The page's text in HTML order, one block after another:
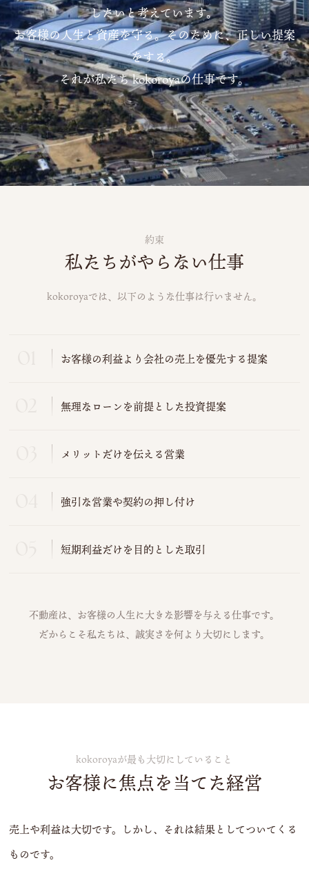
したいと考えています。
お客様の人生と資産を守る。そのために、正しい提案
をする。
それが私たち kokoroyaの仕事です。
約束
私たちがやらない仕事
kokoroyaでは、以下のような仕事は行いません。
お客様の利益より会社の売上を優先する提案
無理なローンを前提とした投資提案
メリットだけを伝える営業
強引な営業や契約の押し付け
短期利益だけを目的とした取引
不動産は、お客様の人生に大きな影響を与える仕事です。
だからこそ私たちは、誠実さを何より大切にします。
kokoroyaが最も大切にしていること
お客様に焦点を当てた経営
売上や利益は大切です。しかし、それは結果としてついてくる
ものです。